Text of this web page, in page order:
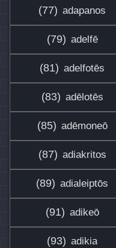
(77) adapanos
(79) adelfē
(81) adelfotēs
(83) adēlotēs
(85) adēmoneō
(87) adiakritos
(89) adialeiptōs
(91) adikeō
(93) adikia